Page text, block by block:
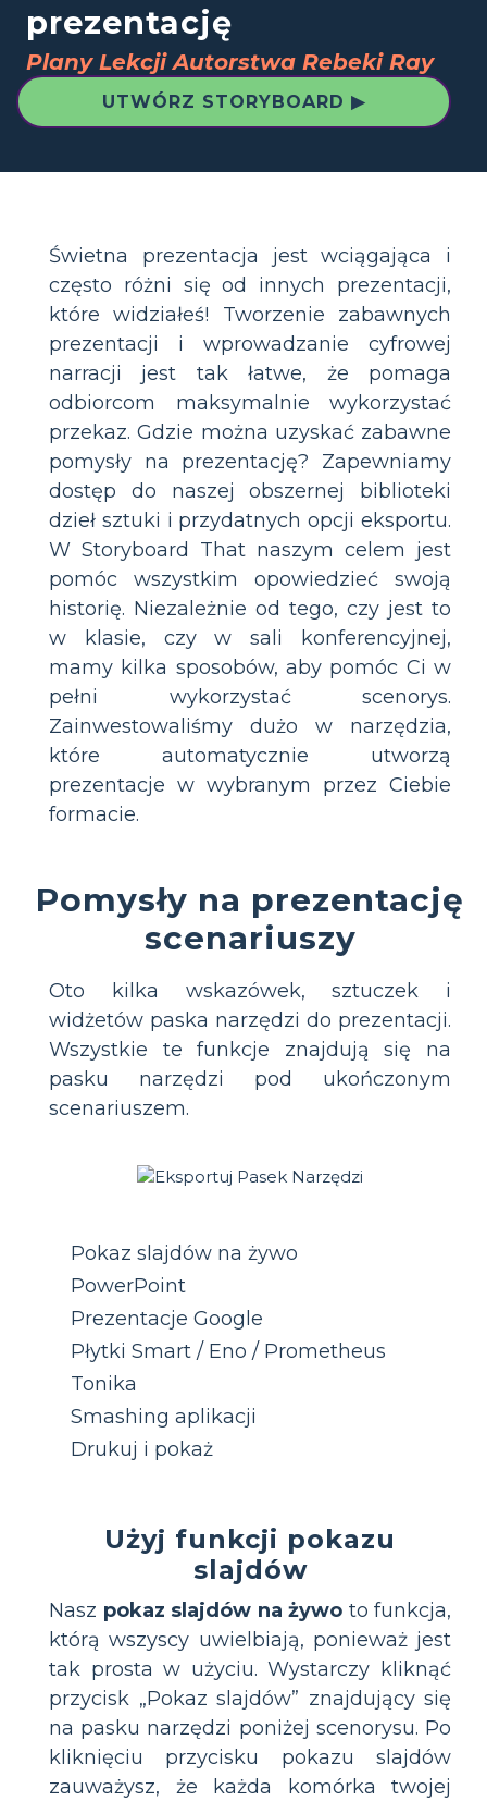
prezentację
Plany Lekcji Autorstwa Rebeki Ray
UTWÓRZ STORYBOARD ▶
Świetna prezentacja jest wciągająca i
często różni się od innych prezentacji,
które widziałeś! Tworzenie zabawnych
prezentacji i wprowadzanie cyfrowej
narracji jest tak łatwe, że pomaga
odbiorcom maksymalnie wykorzystać
przekaz. Gdzie można uzyskać zabawne
pomysły na prezentację? Zapewniamy
dostęp do naszej obszernej biblioteki
dzieł sztuki i przydatnych opcji eksportu.
W Storyboard That naszym celem jest
pomóc wszystkim opowiedzieć swoją
historię. Niezależnie od tego, czy jest to
w klasie, czy w sali konferencyjnej,
mamy kilka sposobów, aby pomóc Ci w
pełni wykorzystać scenorys.
Zainwestowaliśmy dużo w narzędzia,
które automatycznie utworzą
prezentacje w wybranym przez Ciebie
formacie.
Pomysły na prezentację
scenariuszy
Oto kilka wskazówek, sztuczek i
widżetów paska narzędzi do prezentacji.
Wszystkie te funkcje znajdują się na
pasku narzędzi pod ukończonym
scenariuszem.
Pokaz slajdów na żywo
PowerPoint
Prezentacje Google
Płytki Smart / Eno / Prometheus
Tonika
Smashing aplikacji
Drukuj i pokaż
Użyj funkcji pokazu
slajdów
Nasz pokaz slajdów na żywo to funkcja,
którą wszyscy uwielbiają, ponieważ jest
tak prosta w użyciu. Wystarczy kliknąć
przycisk „Pokaz slajdów” znajdujący się
na pasku narzędzi poniżej scenorysu. Po
kliknięciu przycisku pokazu slajdów
zauważysz, że każda komórka twojej